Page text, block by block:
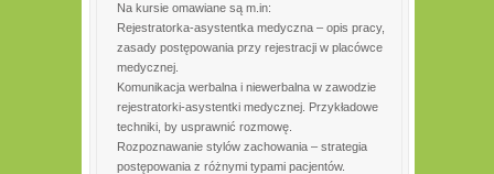
Na kursie omawiane są m.in:
Rejestratorka-asystentka medyczna – opis pracy,
zasady postępowania przy rejestracji w placówce
medycznej.
Komunikacja werbalna i niewerbalna w zawodzie
rejestratorki-asystentki medycznej. Przykładowe
techniki, by usprawnić rozmowę.
Rozpoznawanie stylów zachowania – strategia
postępowania z różnymi typami pacjentów.